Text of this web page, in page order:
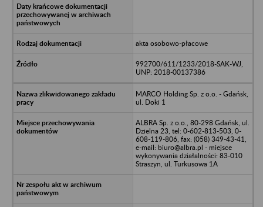
akta osobowo-płacowe
992700/611/1233/2018-SAK-WJ,
UNP: 2018-00137386
MARCO Holding Sp. z o.o. - Gdańsk,
ul. Doki 1
ALBRA Sp. z o.o., 80-298 Gdańsk, ul.
Dzielna 23, tel: 0-602-813-503, 0-
608-119-806, fax: (058) 349-43-41,
e-mail: biuro@albra.pl - miejsce
wykonywania działalności: 83-010
Straszyn, ul. Turkusowa 1A